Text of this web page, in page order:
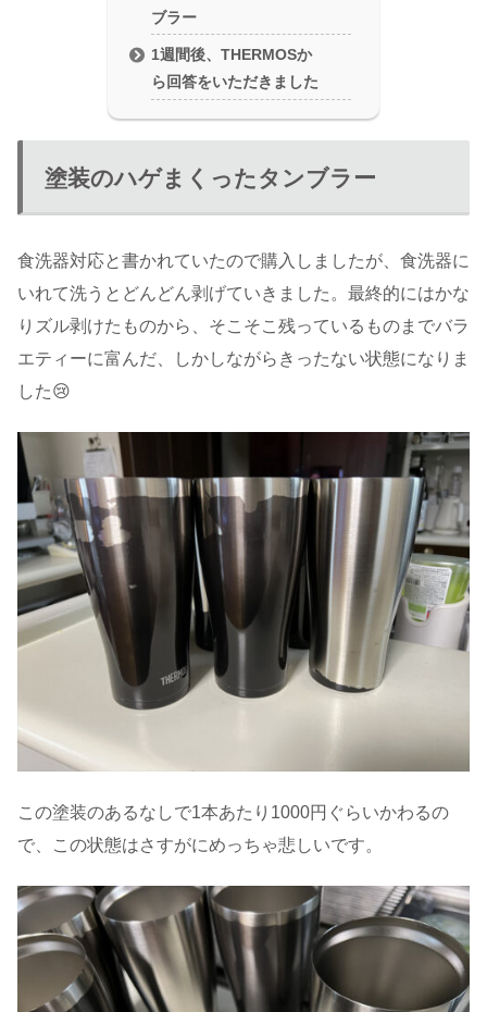
ブラー
1週間後、THERMOSか
ら回答をいただきました
塗装のハゲまくったタンブラー
食洗器対応と書かれていたので購入しましたが、食洗器に
いれて洗うとどんどん剥げていきました。最終的にはかな
りズル剥けたものから、そこそこ残っているものまでバラ
エティーに富んだ、しかしながらきったない状態になりま
した😢
この塗装のあるなしで1本あたり1000円ぐらいかわるの
で、この状態はさすがにめっちゃ悲しいです。